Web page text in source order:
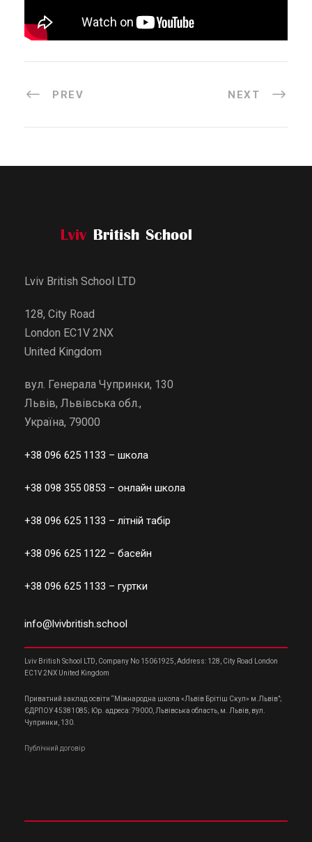
PREV NEXT
Lviv British School LTD
128, City Road
London EC1V 2NX
United Kingdom
вул. Генерала Чупринки, 130
Львів, Львівська обл.,
Україна, 79000
+38 096 625 1133 – школа
+38 098 355 0853 – онлайн школа
+38 096 625 1133 – літній табір
+38 096 625 1122 – басейн
+38 096 625 1133 – гуртки
info@lvivbritish.school
Lviv British School LTD, Company No 15061925, Address: 128, City Road London
EC1V 2NX United Kingdom
Приватний заклад освіти “Міжнародна школа «Львів Брітіш Скул» м.Львів”;
ЄДРПОУ 45381085; Юр. адреса: 79000, Львівська область, м. Львів, вул.
Чупринки, 130.
Публічний договір